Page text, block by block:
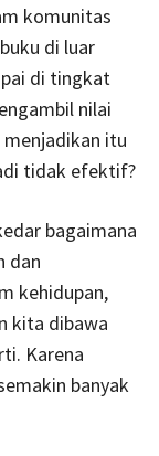
komunitas
di luar
di tingkat
nilai
itu
tidak efektif?
bagaimana
dan
kehidupan,
kita dibawa
Karena
banyak